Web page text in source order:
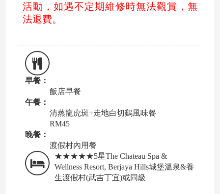
活動，如遇不定期維修時無法觀賞，無
法退費。
早餐：
飯店早餐
午餐：
清蒸龍虎斑+走地白切鷄風味餐
RM45
晚餐：
渡假村內用餐
★★★★★5星The Chateau Spa &
Wellness Resort, Berjaya Hills城堡溫泉&養
生渡假村(武吉丁宜)或同級